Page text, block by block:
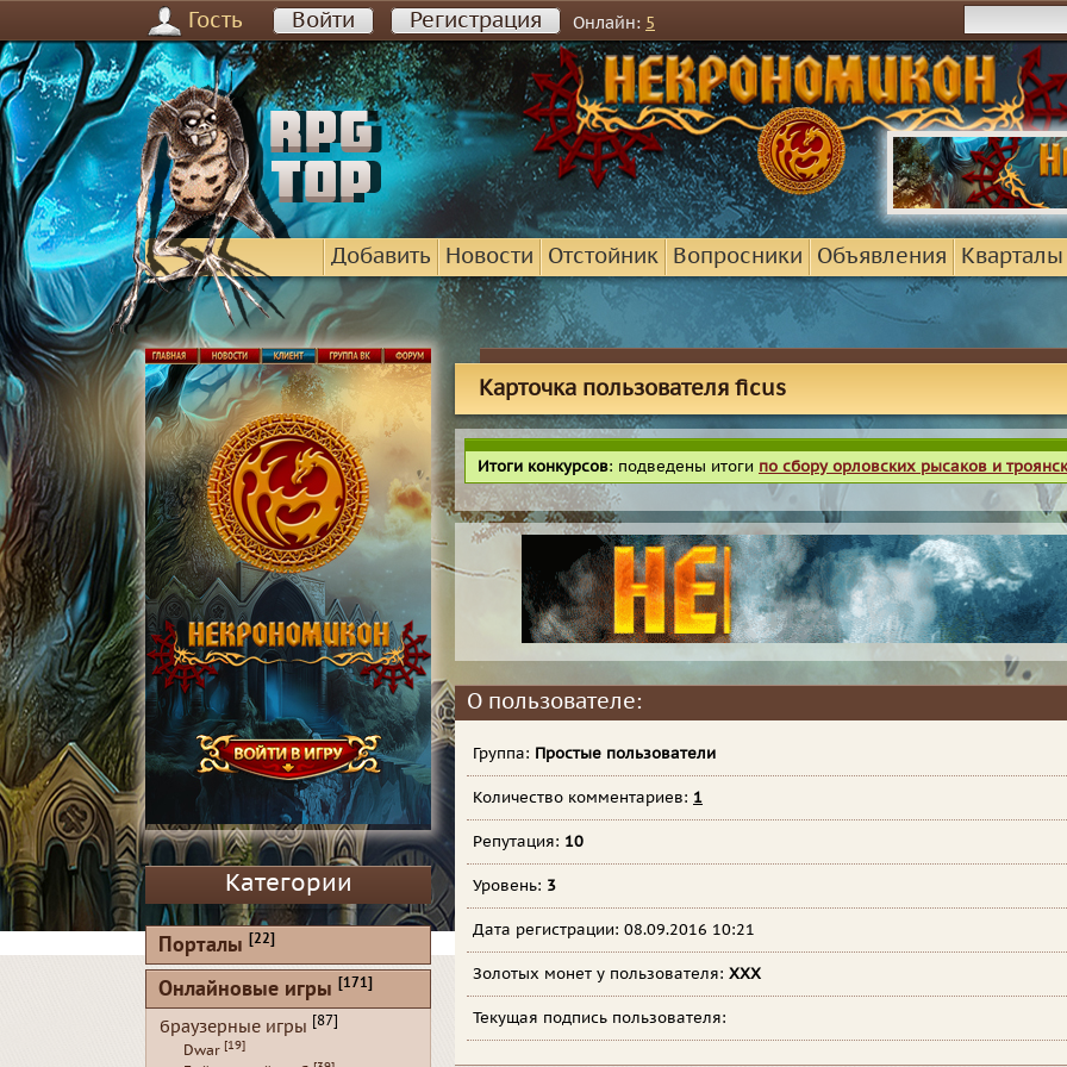
Гость Войти Регистрация Онлайн: 5
Добавить Новости Отстойник Вопросники Объявления Кварталы
Карточка пользователя ficus
Итоги конкурсов: подведены итоги по сбору орловских рысаков и
О пользователе:
Группа: Простые пользователи
Количество комментариев: 1
Репутация: 10
Уровень: 3
Дата регистрации: 08.09.2016 10:21
Золотых монет у пользователя: XXX
Текущая подпись пользователя:
Категории
Порталы [22]
Онлайновые игры [171]
браузерные игры [87]
Dwar [19]